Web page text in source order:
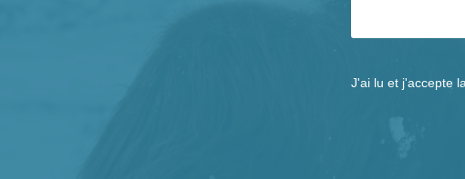
J'ai lu et j'accepte